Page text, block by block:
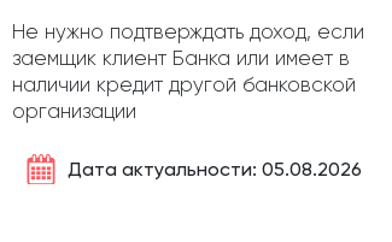
Не нужно подтверждать доход, если
заемщик клиент Банка или имеет в
наличии кредит другой банковской
организации
Дата актуальности: 05.08.2026